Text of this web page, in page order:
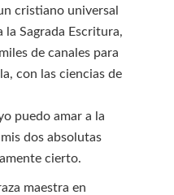
cristiano universal
la Sagrada Escritura,
de canales para
con las ciencias de
puedo amar a la
dos absolutas
cierto.
maestra en